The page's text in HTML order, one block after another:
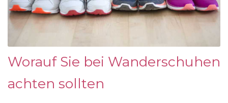
Worauf Sie bei Wanderschuhen
achten sollten